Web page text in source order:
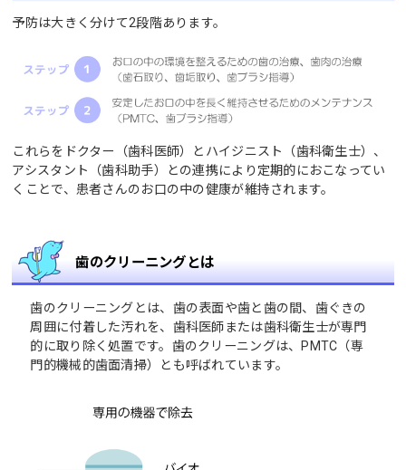
予防は大きく分けて2段階あります。
これらをドクター（歯科医師）とハイジニスト（歯科衛生士）、
アシスタント（歯科助手）との連携により定期的におこなってい
くことで、患者さんのお口の中の健康が維持されます。
歯のクリーニングとは
歯のクリーニングとは、歯の表面や歯と歯の間、歯ぐきの
周囲に付着した汚れを、歯科医師または歯科衛生士が専門
的に取り除く処置です。歯のクリーニングは、PMTC（専
門的機械的歯面清掃）とも呼ばれています。